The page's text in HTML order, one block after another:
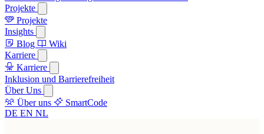
Projekte
Projekte
Insights
Blog
Wiki
Karriere
Karriere
Inklusion und Barrierefreiheit
Über Uns
Über uns
SmartCode
DE EN NL